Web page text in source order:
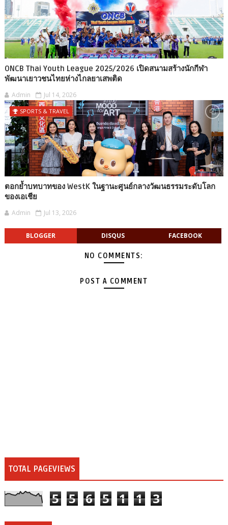
ONCB Thai Youth League 2025/2026 เปิดสนามสร้างนักกีฬา
พัฒนาเยาวชนไทยห่างไกลยาเสพติด
Admin Jul 14, 2026
SPORTS & TRAVEL
ตอกย้ำบทบาทของ WestK ในฐานะศูนย์กลางวัฒนธรรมระดับโลก
ของเอเชีย
Admin Jul 13, 2026
BLOGGER DISQUS FACEBOOK
NO COMMENTS:
POST A COMMENT
TOTAL PAGEVIEWS
5 5 6 5 1 1 3